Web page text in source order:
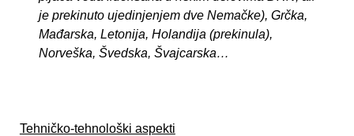
je prekinuto ujedinjenjem dve Nemačke), Grčka,
Mađarska, Letonija, Holandija (prekinula),
Norveška, Švedska, Švajcarska…
Tehničko-tehnološki aspekti